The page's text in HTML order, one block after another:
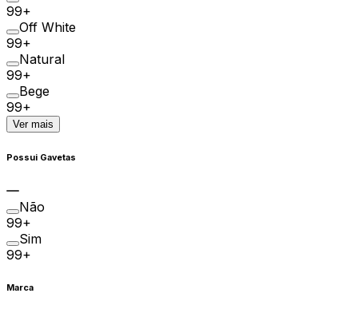
99+
Off White
99+
Natural
99+
Bege
99+
Ver mais
Possui Gavetas
Não
99+
Sim
99+
Marca